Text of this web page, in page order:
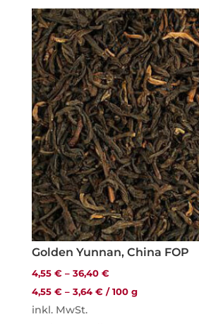
Golden Yunnan, China FOP
4,55€ –36,40€
4,55€ –3,64€ /100 g
inkl. MwSt.